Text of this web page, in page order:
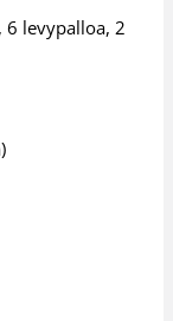
6 levypalloa, 2